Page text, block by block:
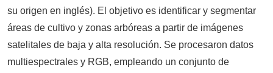
su origen en inglés). El objetivo es identificar y segmentar
áreas de cultivo y zonas arbóreas a partir de imágenes
satelitales de baja y alta resolución. Se procesaron datos
multiespectrales y RGB, empleando un conjunto de